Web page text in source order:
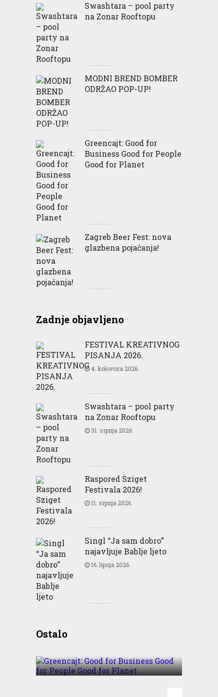
Swashtara – pool party
na Zonar Rooftopu
MODNI BREND BOMBER
ODRŽAO POP-UP!
Greencajt: Good for
Business Good for People
Good for Planet
Zagreb Beer Fest: nova
glazbena pojačanja!
Zadnje objavljeno
FESTIVAL KREATIVNOG
PISANJA 2026.
4. kolovoza 2026.
Swashtara – pool party
na Zonar Rooftopu
31. srpnja 2026.
Raspored Sziget
Festivala 2026!
11. srpnja 2026.
Singl “Ja sam dobro”
najavljuje Bablje ljeto
16. lipnja 2026.
OstaloBusiness Good for People